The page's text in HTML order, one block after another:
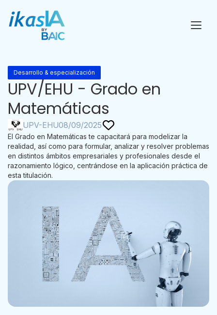
Desarrollo & especialización
UPV/EHU - Grado en
Matemáticas
UPV-EHU08/09/2025
El Grado en Matemáticas te capacitará para modelizar la
realidad, así como para formular, analizar y resolver problemas
en distintos ámbitos empresariales y profesionales desde el
razonamiento lógico, centrándose en la aplicación práctica de
esta titulación.